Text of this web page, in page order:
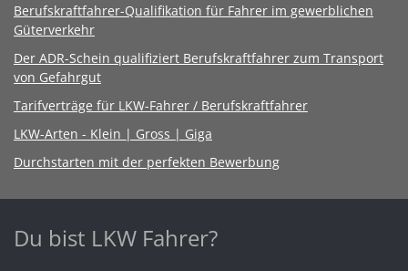
Berufskraftfahrer-Qualifikation für Fahrer im gewerblichen
Güterverkehr
Der ADR-Schein qualifiziert Berufskraftfahrer zum Transport
von Gefahrgut
Tarifverträge für LKW-Fahrer / Berufskraftfahrer
LKW-Arten - Klein | Gross | Giga
Durchstarten mit der perfekten Bewerbung
Du bist LKW Fahrer?